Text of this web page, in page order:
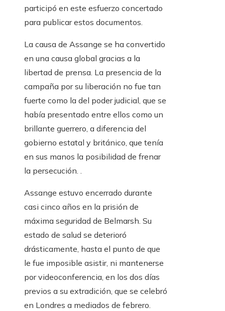
participó en este esfuerzo concertado
para publicar estos documentos.
La causa de Assange se ha convertido
en una causa global gracias a la
libertad de prensa. La presencia de la
campaña por su liberación no fue tan
fuerte como la del poder judicial, que se
había presentado entre ellos como un
brillante guerrero, a diferencia del
gobierno estatal y británico, que tenía
en sus manos la posibilidad de frenar
la persecución. .
Assange estuvo encerrado durante
casi cinco años en la prisión de
máxima seguridad de Belmarsh. Su
estado de salud se deterioró
drásticamente, hasta el punto de que
le fue imposible asistir, ni mantenerse
por videoconferencia, en los dos días
previos a su extradición, que se celebró
en Londres a mediados de febrero.